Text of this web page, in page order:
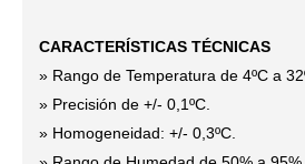
CARACTERÍSTICAS TÉCNICAS
» Rango de Temperatura de 4ºC a
» Precisión de +/- 0,1ºC.
» Homogeneidad: +/- 0,3ºC.